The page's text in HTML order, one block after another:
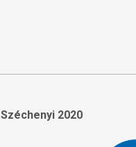
Széchenyi 2020